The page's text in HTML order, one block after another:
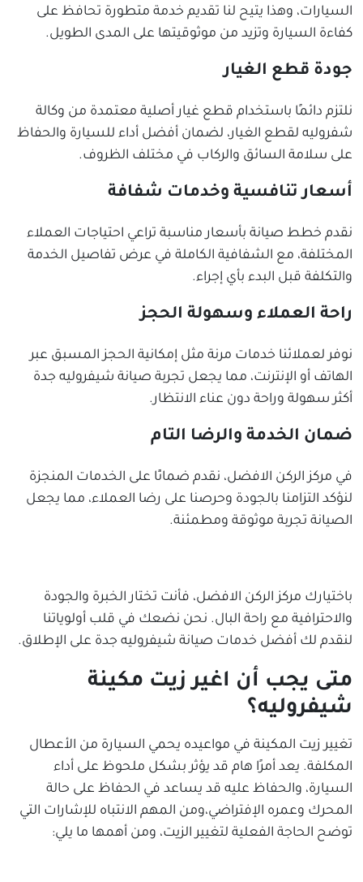
السيارات، وهذا يتيح لنا تقديم خدمة متطورة تحافظ على
كفاءة السيارة وتزيد من موثوقيتها على المدى الطويل.
جودة قطع الغيار
نلتزم دائمًا باستخدام قطع غيار أصلية معتمدة من وكالة
شفروليه لقطع الغيار، لضمان أفضل أداء للسيارة والحفاظ
على سلامة السائق والركاب في مختلف الظروف.
أسعار تنافسية وخدمات شفافة
نقدم خطط صيانة بأسعار مناسبة تراعي احتياجات العملاء
المختلفة، مع الشفافية الكاملة في عرض تفاصيل الخدمة
والتكلفة قبل البدء بأي إجراء.
راحة العملاء وسهولة الحجز
نوفر لعملائنا خدمات مرنة مثل إمكانية الحجز المسبق عبر
الهاتف أو الإنترنت، مما يجعل تجربة صيانة شيفروليه جدة
أكثر سهولة وراحة دون عناء الانتظار.
ضمان الخدمة والرضا التام
في مركز الركن الافضل، نقدم ضمانًا على الخدمات المنجزة
لنؤكد التزامنا بالجودة وحرصنا على رضا العملاء، مما يجعل
الصيانة تجربة موثوقة ومطمئنة.
باختيارك مركز الركن الافضل، فأنت تختار الخبرة والجودة
والاحترافية مع راحة البال. نحن نضعك في قلب أولوياتنا
لنقدم لك أفضل خدمات صيانة شيفروليه جدة على الإطلاق.
متى يجب أن اغير زيت مكينة
شيفروليه؟
تغيير زيت المكينة في مواعيده يحمي السيارة من الأعطال
المكلفة. يعد أمرًا هام قد يؤثر بشكل ملحوظ على أداء
السيارة، والحفاظ عليه قد يساعد في الحفاظ على حالة
المحرك وعمره الإفتراضي،ومن المهم الانتباه للإشارات التي
توضح الحاجة الفعلية لتغيير الزيت، ومن أهمها ما يلي: